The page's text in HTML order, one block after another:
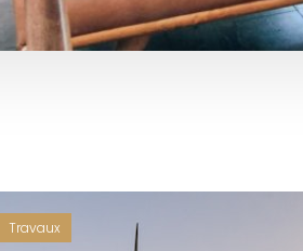
Travaux